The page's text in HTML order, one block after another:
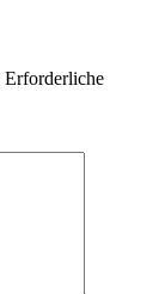
Erforderliche